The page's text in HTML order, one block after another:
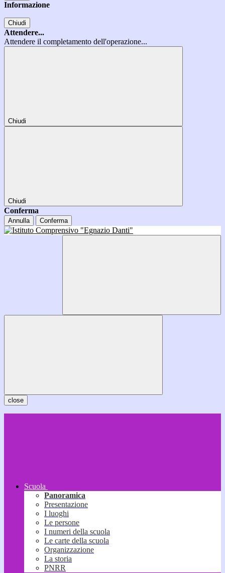
Informazione
Chiudi
Attendere...
Attendere il completamento dell'operazione...
Chiudi
Chiudi
Conferma
Annulla Conferma
close
Scuola
Panoramica
Presentazione
I luoghi
Le persone
I numeri della scuola
Le carte della scuola
Organizzazione
La storia
PNRR